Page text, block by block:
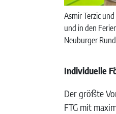
Asmir Terzic
und in den
Neuburger
Individuelle
Der größte
FTG mit